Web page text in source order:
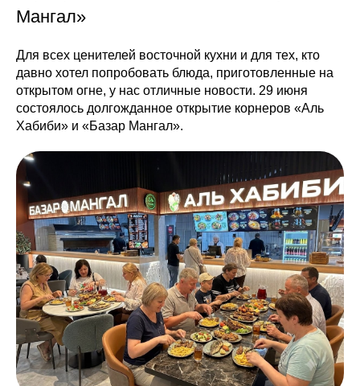
Мангал»
Для всех ценителей восточной кухни и для тех, кто
давно хотел попробовать блюда, приготовленные на
открытом огне, у нас отличные новости. 29 июня
состоялось долгожданное открытие корнеров «Аль
Хабиби» и «Базар Мангал».